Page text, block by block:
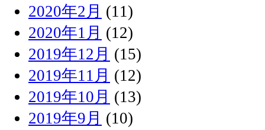
2020年2月 (11)
2020年1月 (12)
2019年12月 (15)
2019年11月 (12)
2019年10月 (13)
2019年9月 (10)